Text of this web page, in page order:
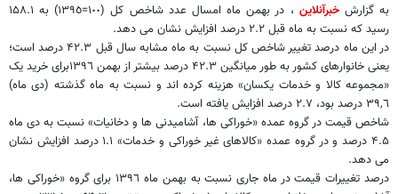
به گزارشخبرآنلاین
، در بهمن ماه امسال عدد شاخص کل (١٠٠=١٣٩٥) به ۱۵۸.۱
رسید که نسبت به ماه قبل ٢.٢ درصد افزایش نشان می دهد.
در این ماه درصد تغییر شاخص کل نسبت به ماه مشابه سال قبل ۴۲.۳ درصد است؛
یعنی خانوارهای کشور به طور میانگین ۴۲.۳ درصد بیشتر از بهمن ١٣٩٦برای خرید یک
«مجموعه کالا و خدمات یکسان» هزینه کرده ‌اند و نسبت به ماه گذشته (دی ماه)
٣٩,٦ درصد بود، ۲.۷ درصد افزایش یافته است.
شاخص قیمت در گروه عمده «خوراکی ها، آشامیدنی ها و دخانیات» نسبت به دی ماه
۴.۵ درصد و در گروه عمده «کالاهای غیر خوراکی و خدمات» ۱.۱ درصد افزایش نشان
می دهد.
درصد تغییرات قیمت در ماه جاری نسبت به بهمن ماه ١٣٩٦ برای گروه «خوراکی ها،